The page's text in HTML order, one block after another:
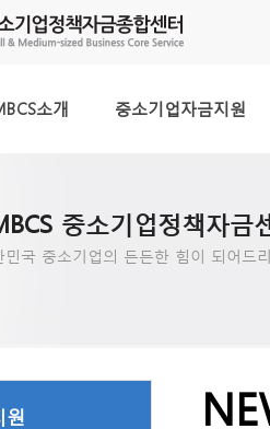
소개 중소기업자금지원
중소기업정책자금
민국 중소기업의 든든한 힘이 되어드
원